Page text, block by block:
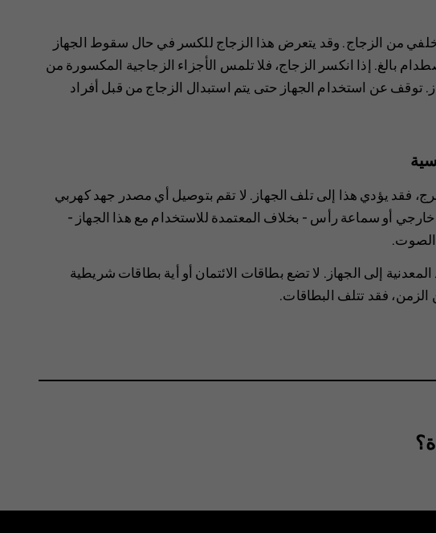
من الزجاج. وقد يتعرض هذا الزجاج للكسر في حال سقوط الجهاز
بالغ. إذا انكسر الزجاج، فلا تلمس الأجزاء الزجاجية المكسورة من
توقف عن استخدام الجهاز حتى يتم استبدال الزجاج من قبل أفراد
فقد يؤدي هذا إلى تلف الجهاز. لا تقم بتوصيل أي مصدر جهد كهربي
أو سماعة رأس - بخلاف المعتمدة للاستخدام مع هذا الجهاز -
الصوت.
إلى الجهاز. لا تضع بطاقات الائتمان أو أية بطاقات شريطية
فقد تتلف البطاقات.